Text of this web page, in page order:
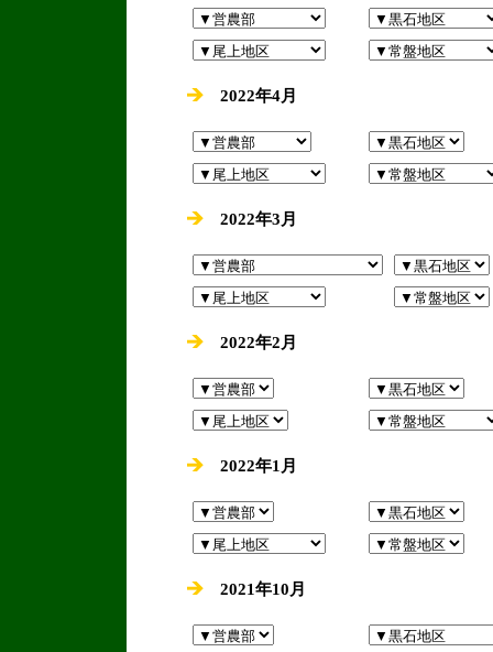
2022年4月
2022年3月
2022年2月
2022年1月
2021年10月